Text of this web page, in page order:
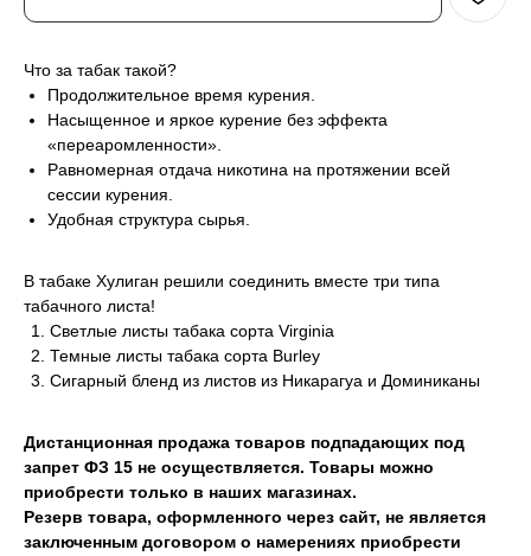
Что за табак такой?
Продолжительное время курения.
Насыщенное и яркое курение без эффекта
«переаромленности».
Равномерная отдача никотина на протяжении всей
сессии курения.
Удобная структура сырья.
В табаке Хулиган решили соединить вместе три типа
табачного листа!
Светлые листы табака сорта Virginia
Темные листы табака сорта Burley
Сигарный бленд из листов из Никарагуа и Доминиканы
Дистанционная продажа товаров подпадающих под
запрет ФЗ 15 не осуществляется. Товары можно
приобрести только в наших магазинах.
Резерв товара, оформленного через сайт, не является
заключенным договором о намерениях приобрести